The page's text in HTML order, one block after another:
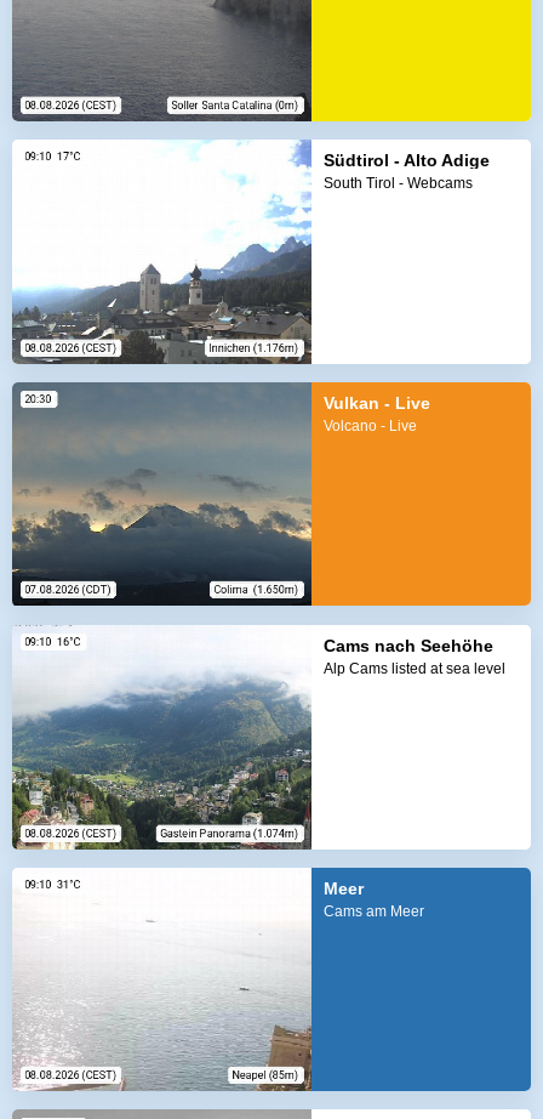
Südtirol - Alto Adige
South Tirol - Webcams
Vulkan - Live
Volcano - Live
Cams nach Seehöhe
Alp Cams listed at sea level
Meer
Cams am Meer